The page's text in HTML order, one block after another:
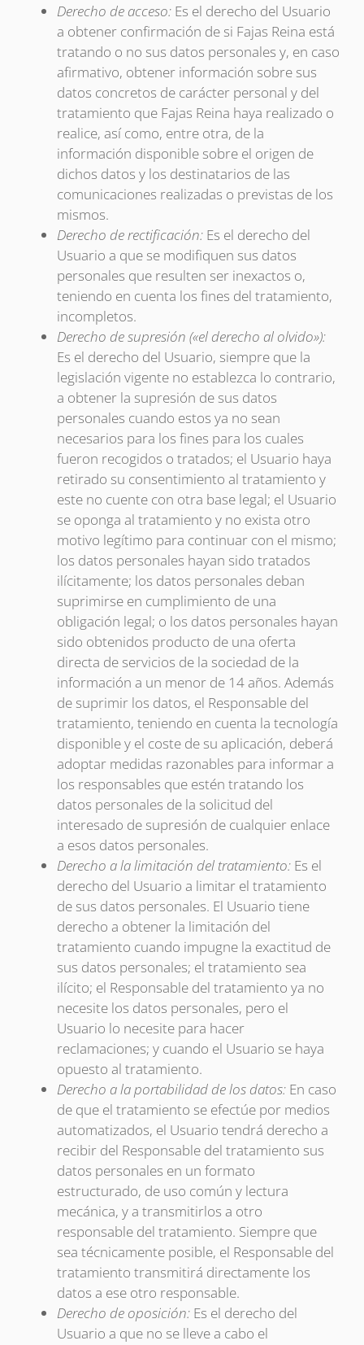
Derecho de acceso: Es el derecho del Usuario
a obtener confirmación de si Fajas Reina está
tratando o no sus datos personales y, en caso
afirmativo, obtener información sobre sus
datos concretos de carácter personal y del
tratamiento que Fajas Reina haya realizado o
realice, así como, entre otra, de la
información disponible sobre el origen de
dichos datos y los destinatarios de las
comunicaciones realizadas o previstas de los
mismos.
Derecho de rectificación: Es el derecho del
Usuario a que se modifiquen sus datos
personales que resulten ser inexactos o,
teniendo en cuenta los fines del tratamiento,
incompletos.
Derecho de supresión («el derecho al olvido»):
Es el derecho del Usuario, siempre que la
legislación vigente no establezca lo contrario,
a obtener la supresión de sus datos
personales cuando estos ya no sean
necesarios para los fines para los cuales
fueron recogidos o tratados; el Usuario haya
retirado su consentimiento al tratamiento y
este no cuente con otra base legal; el Usuario
se oponga al tratamiento y no exista otro
motivo legítimo para continuar con el mismo;
los datos personales hayan sido tratados
ilícitamente; los datos personales deban
suprimirse en cumplimiento de una
obligación legal; o los datos personales hayan
sido obtenidos producto de una oferta
directa de servicios de la sociedad de la
información a un menor de 14 años. Además
de suprimir los datos, el Responsable del
tratamiento, teniendo en cuenta la tecnología
disponible y el coste de su aplicación, deberá
adoptar medidas razonables para informar a
los responsables que estén tratando los
datos personales de la solicitud del
interesado de supresión de cualquier enlace
a esos datos personales.
Derecho a la limitación del tratamiento: Es el
derecho del Usuario a limitar el tratamiento
de sus datos personales. El Usuario tiene
derecho a obtener la limitación del
tratamiento cuando impugne la exactitud de
sus datos personales; el tratamiento sea
ilícito; el Responsable del tratamiento ya no
necesite los datos personales, pero el
Usuario lo necesite para hacer
reclamaciones; y cuando el Usuario se haya
opuesto al tratamiento.
Derecho a la portabilidad de los datos: En caso
de que el tratamiento se efectúe por medios
automatizados, el Usuario tendrá derecho a
recibir del Responsable del tratamiento sus
datos personales en un formato
estructurado, de uso común y lectura
mecánica, y a transmitirlos a otro
responsable del tratamiento. Siempre que
sea técnicamente posible, el Responsable del
tratamiento transmitirá directamente los
datos a ese otro responsable.
Derecho de oposición: Es el derecho del
Usuario a que no se lleve a cabo el